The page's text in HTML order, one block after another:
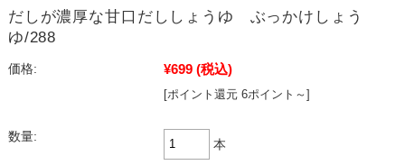
だしが濃厚な甘口だししょうゆ ぶっかけしょう
ゆ/288
価格: ¥699 (税込)
[ポイント還元 6ポイント～]
数量:
本